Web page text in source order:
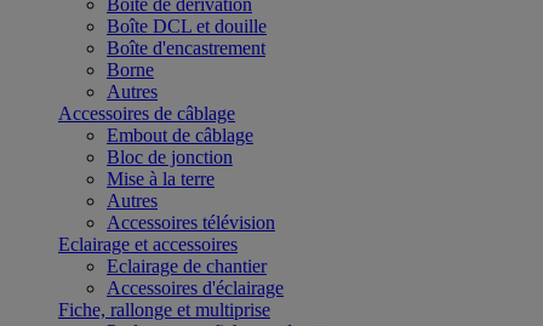
Boîte de dérivation
Boîte DCL et douille
Boîte d'encastrement
Borne
Autres
Accessoires de câblage
Embout de câblage
Bloc de jonction
Mise à la terre
Autres
Accessoires télévision
Eclairage et accessoires
Eclairage de chantier
Accessoires d'éclairage
Fiche, rallonge et multiprise